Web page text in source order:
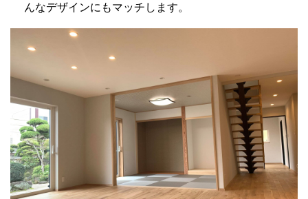
んなデザインにもマッチします。